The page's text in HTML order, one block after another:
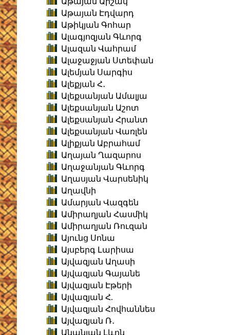
Աթայան Էդվարդ
Աթիկյան Գոհար
Ալագյոզյան Գևորգ
Ալազան Վահրամ
Ալաջաջյան Ստեփան
Ալեմյան Սարգիս
Ալեքյան Հ․
Ալեքսանյան Ամալյա
Ալեքսանյան Աշոտ
Ալեքսանյան Հրանտ
Ալեքսանյան Վառլեն
Ալիքյան Աբրահամ
Աղայան Ղազարոս
Աղաջանյան Գևորգ
Աղասյան Վարսենիկ
Աղավնի
Ամարյան Վազգեն
Ամիրաղյան Հասմիկ
Ամիրաղյան Ռուզան
Այունց Սոնա
Այսբերգ Լարիսա
Այվազյան Աղասի
Այվազյան Գայանե
Այվազյան Էթերի
Այվազյան Հ.
Այվազյան Հովհաննես
Այվազյան Ռ․
Անանյան Լևոն